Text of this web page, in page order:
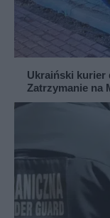
Ukraiński kurier
Zatrzymanie na